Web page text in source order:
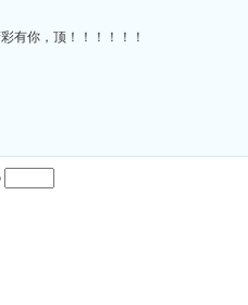
有你，顶！！！！！！